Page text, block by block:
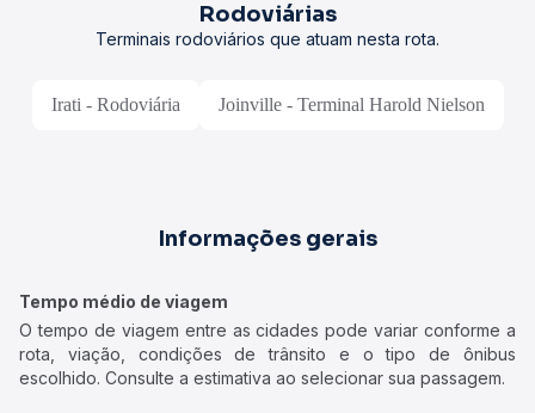
Rodoviárias
Terminais rodoviários que atuam nesta rota.
Irati - Rodoviária Joinville - Terminal Harold Nielson
Informações gerais
Tempo médio de viagem
O tempo de viagem entre as cidades pode variar conforme a
rota, viação, condições de trânsito e o tipo de ônibus
escolhido. Consulte a estimativa ao selecionar sua passagem.